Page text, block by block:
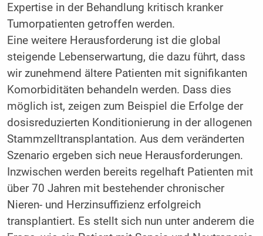
Expertise in der Behandlung kritisch kranker
Tumorpatienten getroffen werden.
Eine weitere Herausforderung ist die global
steigende Lebenserwartung, die dazu führt, dass
wir zunehmend ältere Patienten mit signifikanten
Komorbiditäten behandeln werden. Dass dies
möglich ist, zeigen zum Beispiel die Erfolge der
dosisreduzierten Konditionierung in der allogenen
Stammzelltransplantation. Aus dem veränderten
Szenario ergeben sich neue Herausforderungen.
Inzwischen werden bereits regelhaft Patienten mit
über 70 Jahren mit bestehender chronischer
Nieren- und Herzinsuffizienz erfolgreich
transplantiert. Es stellt sich nun unter anderem die